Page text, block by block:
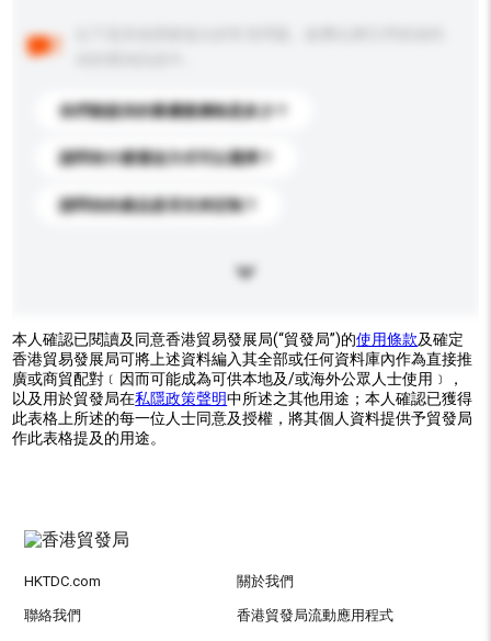
你們能提供的最優惠價格是多少？
請問有什麼運送方式可以選擇？
請問你的產品是否支持定制？
本人確認已閱讀及同意香港貿易發展局(“貿發局”)的使用條款及確定
香港貿易發展局可將上述資料編入其全部或任何資料庫內作為直接推
廣或商貿配對﹝因而可能成為可供本地及/或海外公眾人士使用﹞，
以及用於貿發局在私隱政策聲明中所述之其他用途；本人確認已獲得
此表格上所述的每一位人士同意及授權，將其個人資料提供予貿發局
作此表格提及的用途。
HKTDC.com 關於我們
聯絡我們 香港貿發局流動應用程式